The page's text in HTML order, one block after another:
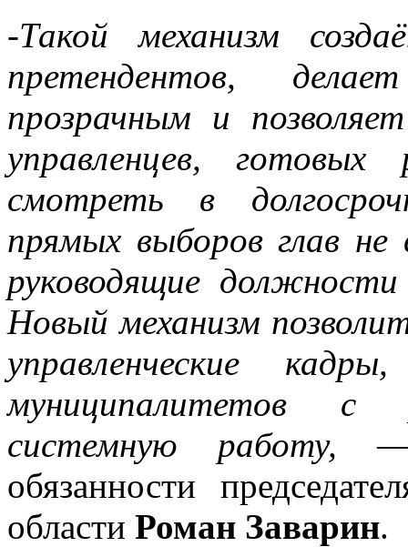
-Такой механизм
претендентов,
прозрачным и
управленцев,
смотреть в
прямых выборов глав не
руководящие
Новый механизм
управленческие
муниципалитетов с
системную работу, —
обязанности
области Роман Заварин.